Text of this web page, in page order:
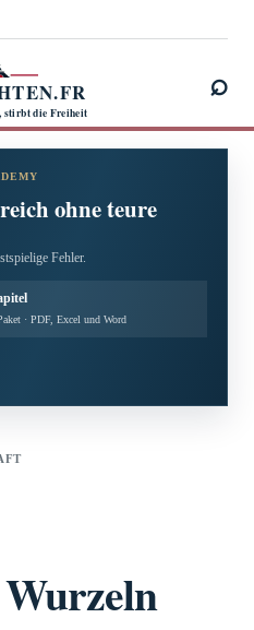
stirbt die Freiheit
⌕
ohne teure
Fehler.
· PDF, Excel und Word